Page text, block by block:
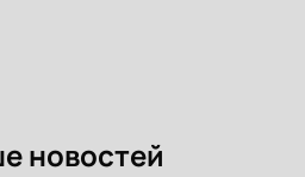
новостей